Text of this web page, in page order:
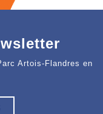
Artois-Flandres en